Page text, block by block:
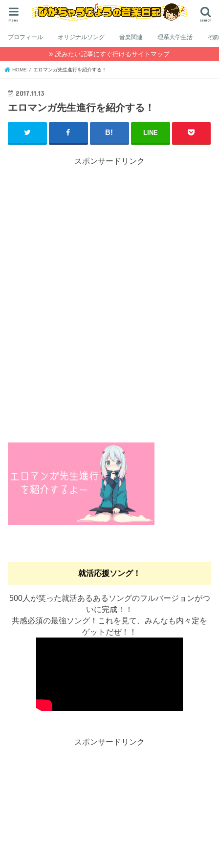
search
menu
プロフィール オリジナルソング 音楽関連 理系大学生活 そ
読みたい記事にすぐ行けるサイトマップ
HOME エロマンガ先生進行を紹介する！
2017.11.13
エロマンガ先生進行を紹介する！
LINE
スポンサードリンク
就活応援ソング！
500人が笑った就活あるあるソングのフルバージョンがつ
いに完成！！
共感必須の最強ソング！これを見て、みんなも内々定を
ゲットだぜ！！
スポンサードリンク